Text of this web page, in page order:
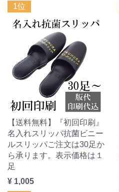
1位
【送料無料】『初回印刷』
名入れスリッパ抗菌ビニー
ルスリッパご注文は30足か
ら承ります。表示価格は１
足
¥ 1,005